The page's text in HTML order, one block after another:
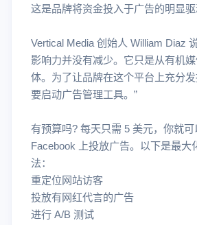
这是品牌将资金投入于广告的明显驱
Vertical Media 创始人 William Diaz
影响力并没有减少。它只是从有机
体。为了让品牌在这个平台上充分
要启动广告管理工具。”
有预算吗? 每天只需 5 美元，你就
Facebook 上投放广告。以下是最大
法：
重定位网站访客
投放有网红代言的广告
进行 A/B 测试